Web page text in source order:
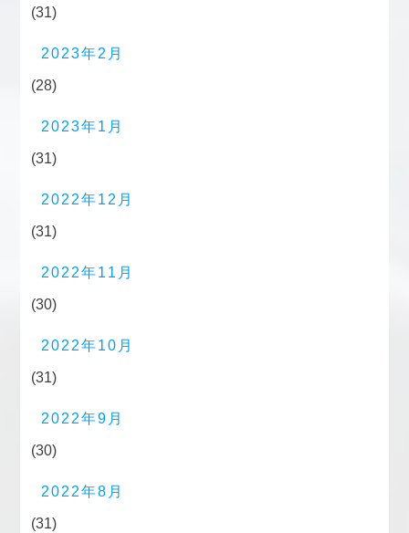
(31)
2023年2月
(28)
2023年1月
(31)
2022年12月
(31)
2022年11月
(30)
2022年10月
(31)
2022年9月
(30)
2022年8月
(31)